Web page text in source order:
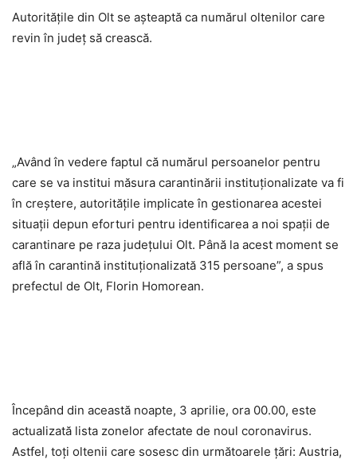
Autoritățile din Olt se așteaptă ca numărul oltenilor care
revin în județ să crească.
„Având în vedere faptul că numărul persoanelor pentru
care se va institui măsura carantinării instituționalizate va fi
în creștere, autoritățile implicate în gestionarea acestei
situații depun eforturi pentru identificarea a noi spații de
carantinare pe raza județului Olt. Până la acest moment se
află în carantină instituționalizată 315 persoane”, a spus
prefectul de Olt, Florin Homorean.
Începând din această noapte, 3 aprilie, ora 00.00, este
actualizată lista zonelor afectate de noul coronavirus.
Astfel, toți oltenii care sosesc din următoarele țări: Austria,